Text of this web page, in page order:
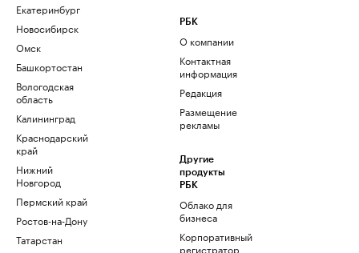
Екатеринбург
Новосибирск
Омск
Башкортостан
Вологодская
область
Калининград
Краснодарский
край
Нижний
Новгород
Пермский край
Ростов-на-Дону
Татарстан
РБК
О компании
Контактная
информация
Редакция
Размещение
рекламы
Другие
продукты
РБК
Облако для
бизнеса
Корпоративный
регистратор